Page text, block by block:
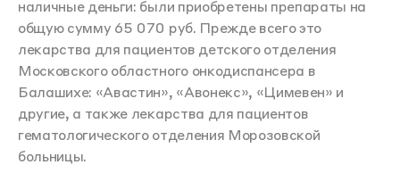
наличные деньги: были приобретены препараты на
общую сумму 65 070 руб. Прежде всего это
лекарства для пациентов детского отделения
Московского областного онкодиспансера в
Балашихе: «Авастин», «Авонекс», «Цимевен» и
другие, а также лекарства для пациентов
гематологического отделения Морозовской
больницы.